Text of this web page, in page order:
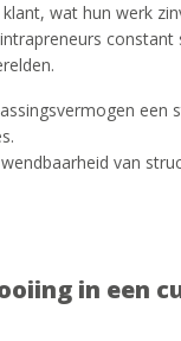
wat hun werk
constant
een
van
in een